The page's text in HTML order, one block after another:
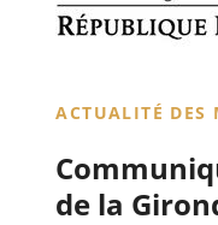
ACTUALITÉ DES
de la